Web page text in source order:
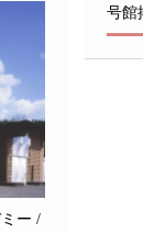
号館
ー /